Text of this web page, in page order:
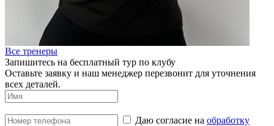
Все тренеры
Запишитесь на бесплатный тур по клубу
Оставьте заявку и наш менеджер перезвонит для уточнения
всех деталей.
Даю согласие на обработку